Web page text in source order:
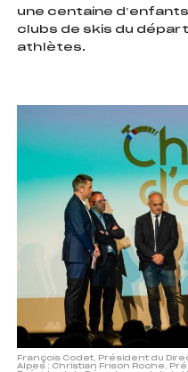
une centaine
clubs de skis du
athlètes.
François Codet, Président du
Alpes ; Christian Frison Roche,